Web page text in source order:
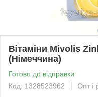
Вітаміни Mivolis
(Німеччина)
Готово до відправки
Код: 1328523962
Опт і